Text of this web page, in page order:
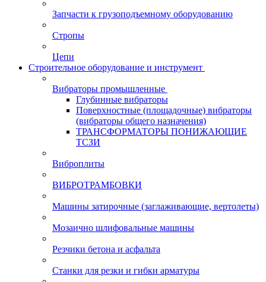
Запчасти к грузоподъемному оборудованию
Стропы
Цепи
Строительное оборудование и инструмент
Вибраторы промышленные
Глубинные вибраторы
Поверхностные (площадочные) вибраторы
(вибраторы общего назначения)
ТРАНСФОРМАТОРЫ ПОНИЖАЮЩИЕ
ТСЗИ
Виброплиты
ВИБРОТРАМБОВКИ
Машины затирочные (заглаживающие, вертолеты)
Мозаично шлифовальные машины
Резчики бетона и асфальта
Станки для резки и гибки арматуры